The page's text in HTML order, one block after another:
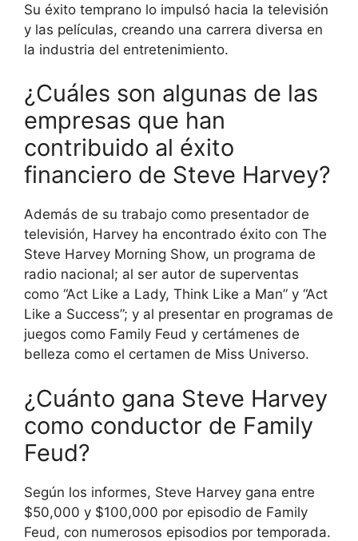
Su éxito temprano lo impulsó hacia la televisión
y las películas, creando una carrera diversa en
la industria del entretenimiento.
¿Cuáles son algunas de las
empresas que han
contribuido al éxito
financiero de Steve Harvey?
Además de su trabajo como presentador de
televisión, Harvey ha encontrado éxito con The
Steve Harvey Morning Show, un programa de
radio nacional; al ser autor de superventas
como “Act Like a Lady, Think Like a Man” y “Act
Like a Success”; y al presentar en programas de
juegos como Family Feud y certámenes de
belleza como el certamen de Miss Universo.
¿Cuánto gana Steve Harvey
como conductor de Family
Feud?
Según los informes, Steve Harvey gana entre
$50,000 y $100,000 por episodio de Family
Feud, con numerosos episodios por temporada.